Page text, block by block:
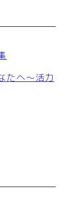
たへ～活力